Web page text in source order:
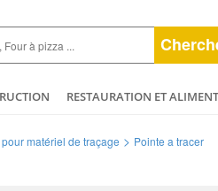
RESTAURATION ET
matériel de traçage > Pointe a tracer